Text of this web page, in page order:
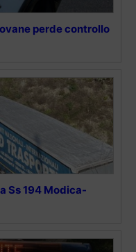
perde controllo
Ss 194 Modica-